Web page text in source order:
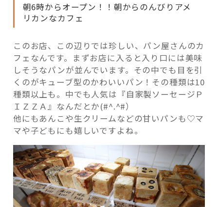
ん
り”
の
朝6時からオープン！！朝からのんびりアメ
リカンなカフェ
このお店、この辺りでは珍しい、パン屋さんのカ
フェなんです。まずお店に入ると入り口には美味
しそうなパンが並んでいます。その中でも目を引
くのがキューブ型のかわいいパン！その種類は10
種類以上も。中でも人気は『自家製ソーセージＰ
ＩＺＺＡ』なんだとか(#^.^#）
他にもあんこや生クリームなどの甘いパンも♡マ
マや子どもにも嬉しいですよね。